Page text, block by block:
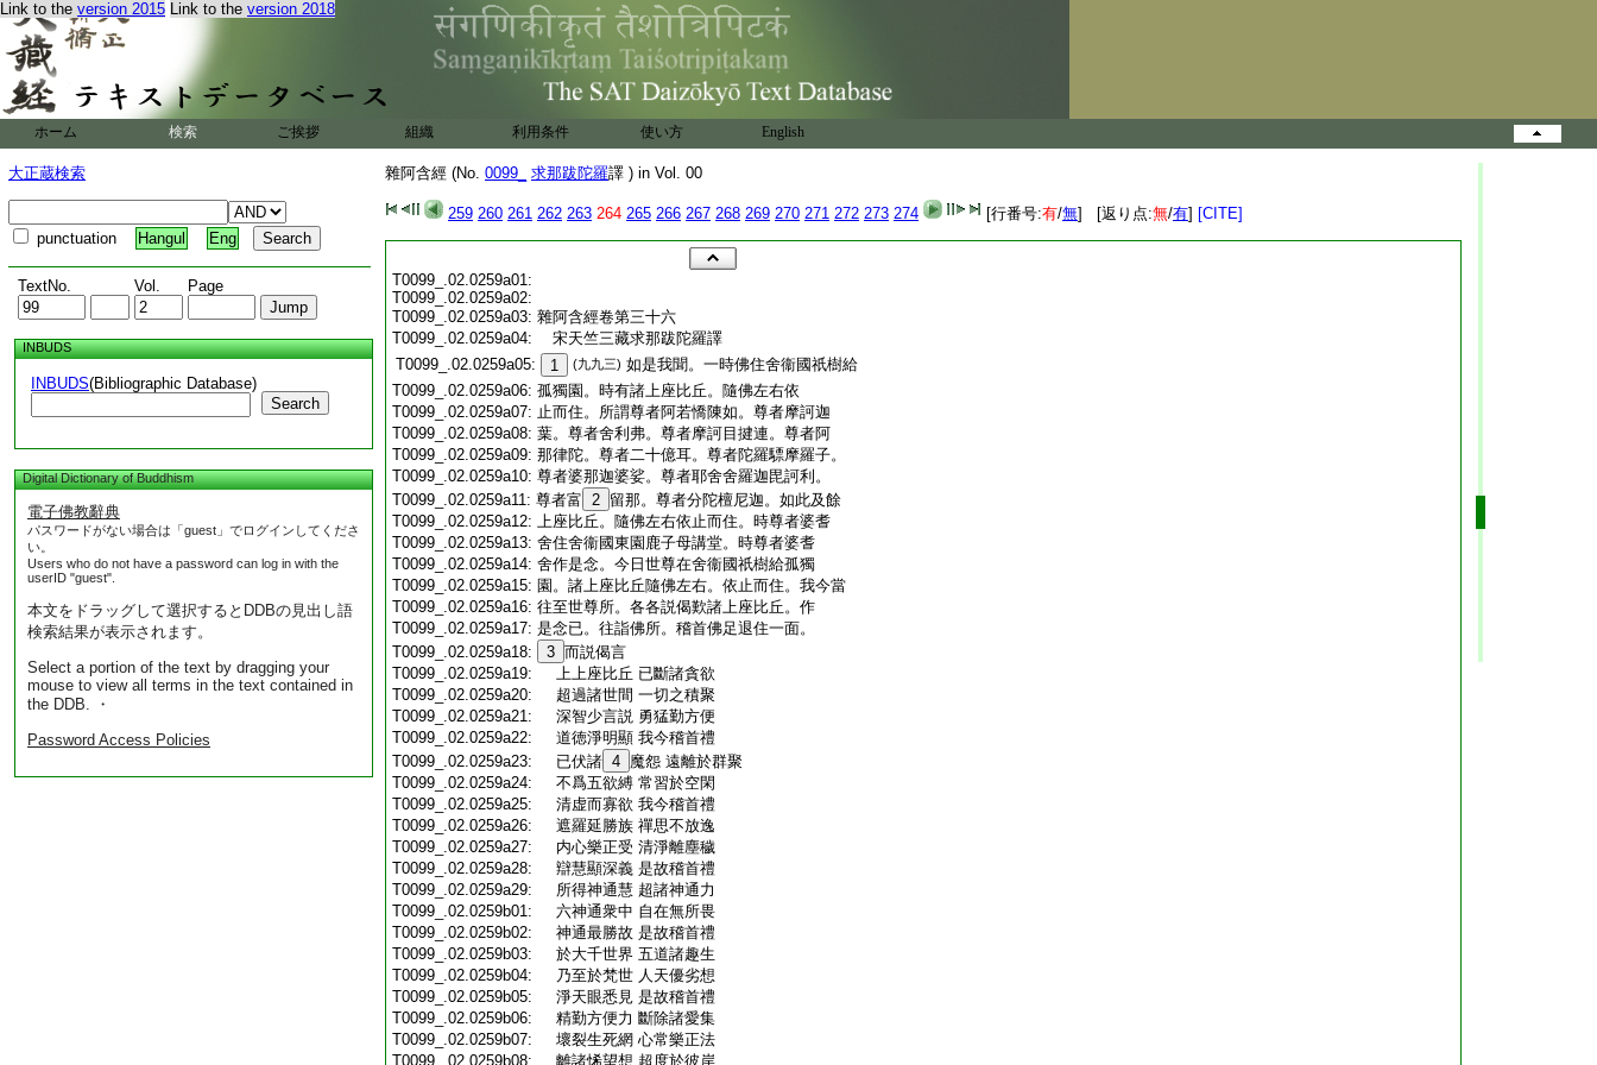
Link to the version 2015 Link to the version 2018
ホーム 検索 ご挨拶 組織 利用条件 使い方 English
大正蔵検索
punctuation Hangul Eng
TextNo. Vol. Page
INBUDS
INBUDS(Bibliographic Database)
Search
Digital Dictionary of Buddhism
電子佛教辭典
パスワードがない場合は「guest」でログインしてくださ
い。
Users who do not have a password can log in with the
userID "guest".
本文をドラッグして選択するとDDBの見出し語
検索結果が表示されます。
Select a portion of the text by dragging your
mouse to view all terms in the text contained in
the DDB. ・
Password Access Policies
雜阿含經 (No. 0099_ 求那跋陀羅譯 ) in Vol. 00
259 260 261 262 263 264 265 266 267 268 269 270 271 272 273 274 [行番号:有/無] [返り点:無/有] [CITE]
T0099_.02.0259a01:
T0099_.02.0259a02:
T0099_.02.0259a03: 雜阿含經卷第三十六
T0099_.02.0259a04:
宋天竺三藏求那跋陀羅譯
T0099_.02.0259a05:
1 (九九三) 如是我聞。一時佛住舍衞國祇樹給
T0099_.02.0259a06: 孤獨園。時有諸上座比丘。隨佛左右依
T0099_.02.0259a07: 止而住。所謂尊者阿若憍陳如。尊者摩訶迦
T0099_.02.0259a08: 葉。尊者舍利弗。尊者摩訶目揵連。尊者阿
T0099_.02.0259a09: 那律陀。尊者二十億耳。尊者陀羅驃摩羅子。
T0099_.02.0259a10: 尊者婆那迦婆娑。尊者耶舍舍羅迦毘訶利。
T0099_.02.0259a11: 尊者富 2 留那。尊者分陀檀尼迦。如此及餘
T0099_.02.0259a12: 上座比丘。隨佛左右依止而住。時尊者婆耆
T0099_.02.0259a13: 舍住舍衞國東園鹿子母講堂。時尊者婆耆
T0099_.02.0259a14: 舍作是念。今日世尊在舍衞國祇樹給孤獨
T0099_.02.0259a15: 園。諸上座比丘隨佛左右。依止而住。我今當
T0099_.02.0259a16: 往至世尊所。各各説偈歎諸上座比丘。作
T0099_.02.0259a17: 是念已。往詣佛所。稽首佛足退住一面。
T0099_.02.0259a18:
3 而説偈言
T0099_.02.0259a19:
上上座比丘 已斷諸貪欲
T0099_.02.0259a20:
超過諸世間 一切之積聚
T0099_.02.0259a21:
深智少言説 勇猛勤方便
T0099_.02.0259a22:
道徳淨明顯 我今稽首禮
T0099_.02.0259a23:
已伏諸 4 魔怨 遠離於群聚
T0099_.02.0259a24:
不爲五欲縛 常習於空閑
T0099_.02.0259a25:
清虚而寡欲 我今稽首禮
T0099_.02.0259a26:
遮羅延勝族 禪思不放逸
T0099_.02.0259a27:
内心樂正受 清淨離塵穢
T0099_.02.0259a28:
辯慧顯深義 是故稽首禮
T0099_.02.0259a29:
所得神通慧 超諸神通力
T0099_.02.0259b01:
六神通衆中 自在無所畏
T0099_.02.0259b02:
神通最勝故 是故稽首禮
T0099_.02.0259b03:
於大千世界 五道諸趣生
T0099_.02.0259b04:
乃至於梵世 人天優劣想
T0099_.02.0259b05:
淨天眼悉見 是故稽首禮
T0099_.02.0259b06:
精勤方便力 斷除諸愛集
T0099_.02.0259b07:
壞裂生死網 心常樂正法
T0099_.02.0259b08:
離諸悕望想 超度於彼岸